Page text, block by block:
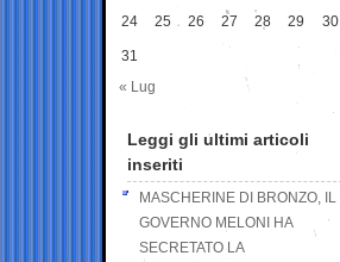
24 25 26 27 28 29 30
31
« Lug
Leggi gli ultimi articoli
inseriti
MASCHERINE DI BRONZO, IL
GOVERNO MELONI HA
SECRETATO LA